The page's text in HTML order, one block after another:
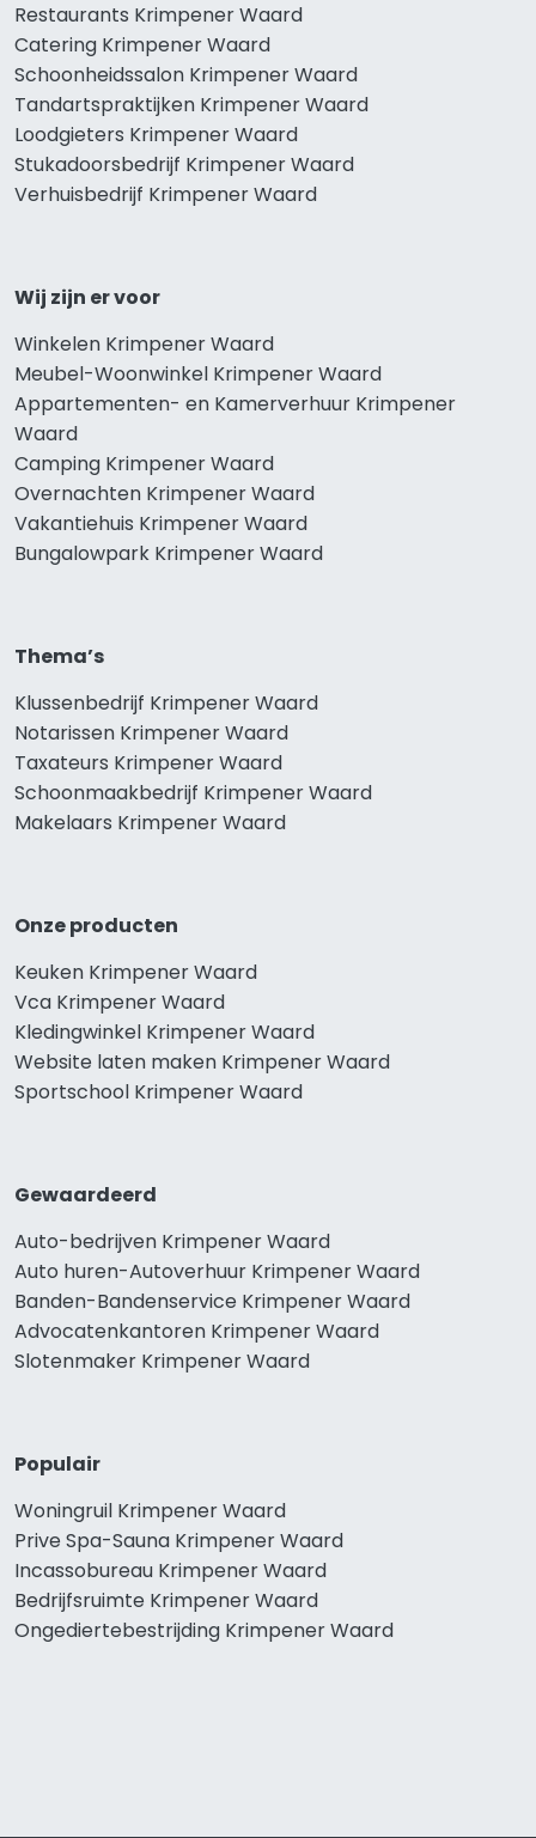
Restaurants Krimpener Waard
Catering Krimpener Waard
Schoonheidssalon Krimpener Waard
Tandartspraktijken Krimpener Waard
Loodgieters Krimpener Waard
Stukadoorsbedrijf Krimpener Waard
Verhuisbedrijf Krimpener Waard
Wij zijn er voor
Winkelen Krimpener Waard
Meubel-Woonwinkel Krimpener Waard
Appartementen- en Kamerverhuur Krimpener
Waard
Camping Krimpener Waard
Overnachten Krimpener Waard
Vakantiehuis Krimpener Waard
Bungalowpark Krimpener Waard
Thema’s
Klussenbedrijf Krimpener Waard
Notarissen Krimpener Waard
Taxateurs Krimpener Waard
Schoonmaakbedrijf Krimpener Waard
Makelaars Krimpener Waard
Onze producten
Keuken Krimpener Waard
Vca Krimpener Waard
Kledingwinkel Krimpener Waard
Website laten maken Krimpener Waard
Sportschool Krimpener Waard
Gewaardeerd
Auto-bedrijven Krimpener Waard
Auto huren-Autoverhuur Krimpener Waard
Banden-Bandenservice Krimpener Waard
Advocatenkantoren Krimpener Waard
Slotenmaker Krimpener Waard
Populair
Woningruil Krimpener Waard
Prive Spa-Sauna Krimpener Waard
Incassobureau Krimpener Waard
Bedrijfsruimte Krimpener Waard
Ongediertebestrijding Krimpener Waard